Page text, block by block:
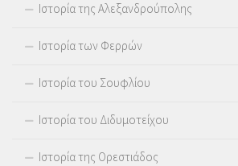
Ιστορία της Αλεξανδρούπολης
Ιστορία των Φερρών
Ιστορία του Σουφλίου
Ιστορία του Διδυμοτείχου
Ιστορία της Ορεστιάδος